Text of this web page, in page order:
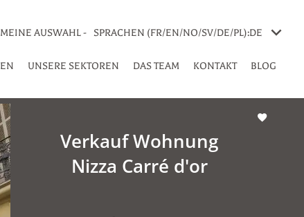
MEINE AUSWAHL - SPRACHEN (FR/EN/NO/SV/DE/PL):DE
UNSERE SEKTOREN DAS TEAM KONTAKT BLOG
Verkauf Wohnung
Nizza Carré d'or